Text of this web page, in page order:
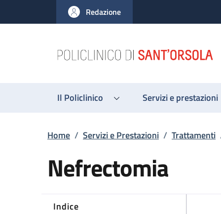
al contenuto principale
to footer content
Redazione
Il Policlinico Servizi e prestazioni
Briciole di pane
Home / Servizi e Prestazioni / Trattamenti
Nefrectomia
Indice